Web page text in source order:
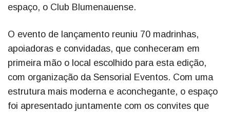
espaço, o Club Blumenauense.
O evento de lançamento reuniu 70 madrinhas,
apoiadoras e convidadas, que conheceram em
primeira mão o local escolhido para esta edição,
com organização da Sensorial Eventos. Com uma
estrutura mais moderna e aconchegante, o espaço
foi apresentado juntamente com os convites que